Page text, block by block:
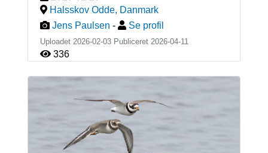
Halsskov Odde, Danmark
Jens Paulsen - Se profil
Uploadet 2026-02-03 Publiceret 2026-04-11
336